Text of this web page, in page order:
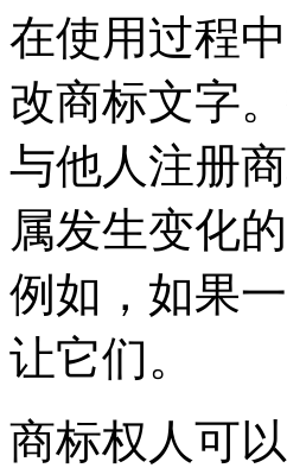
在使用过程
改商标文字
与他人注册
属发生变化
例如，如果
让它们。
商标权人可